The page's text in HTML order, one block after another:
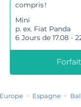
compris !
Mini
p. ex. Fiat Panda
6 Jours de 17.08 -
Europe Espagne